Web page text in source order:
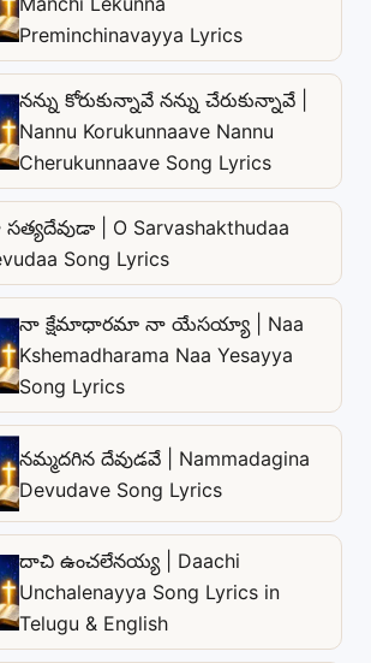
Preminchinavayya Lyrics
నన్ను కోరుకున్నావే నన్ను చేరుకున్నావే |
Nannu Korukunnaave Nannu
Cherukunnaave Song Lyrics
సత్యదేవుడా | O Sarvashakthudaa
Song Lyrics
నా క్షేమాధారమా నా యేసయ్యా | Naa
Kshemadharama Naa Yesayya
Song Lyrics
నమ్మదగిన దేవుడవే | Nammadagina
Devudave Song Lyrics
దాచి ఉంచలేనయ్య | Daachi
Unchalenayya Song Lyrics in
Telugu & English